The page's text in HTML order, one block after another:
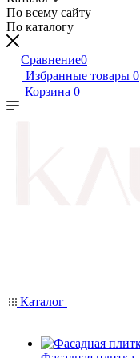
По всему сайту
По каталогу
Сравнение0
Избранные товары 0
Корзина 0
Каталог